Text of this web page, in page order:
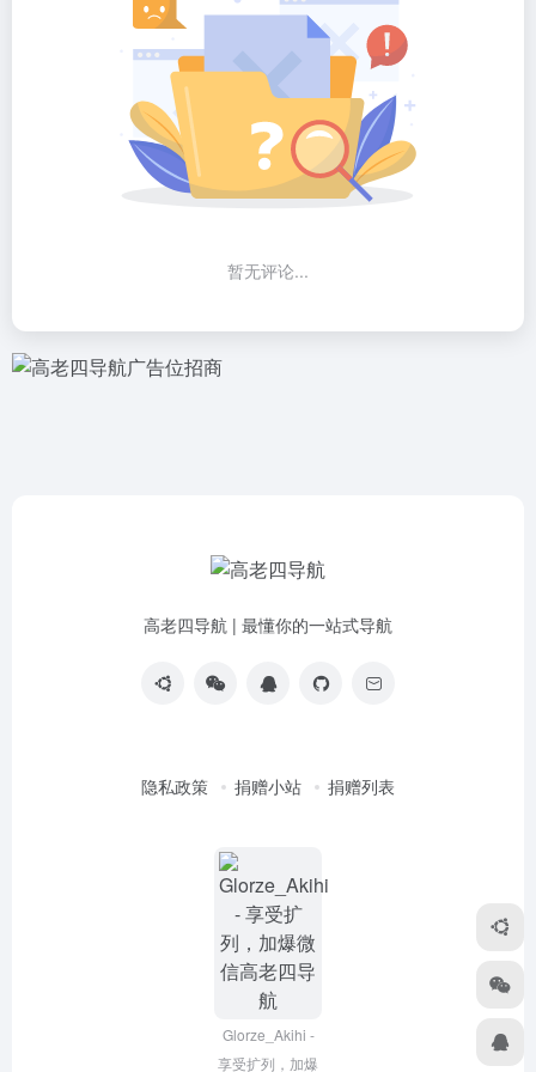
暂无评论...
高老四导航 | 最懂你的一站式导航
隐私政策 捐赠小站 捐赠列表
Glorze_Akihi -
享受扩列，加爆